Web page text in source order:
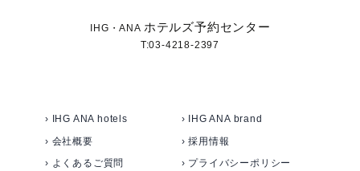
IHG・ANA ホテルズ予約センター
T:03-4218-2397
› IHG ANA hotels
› IHG ANA brand
› 会社概要
› 採用情報
› よくあるご質問
› プライバシーポリシー